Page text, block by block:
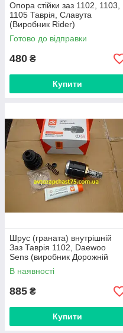
Опора стійки заз 1102, 1103,
1105 Таврія, Славута
(Виробник Rider)
Готово до відправки
480 ₴
Купити
Шрус (граната) внутрішній
Заз Таврія 1102, Daewoo
Sens (виробник Дорожній
мап, Харків)
В наявності
885 ₴
Купити